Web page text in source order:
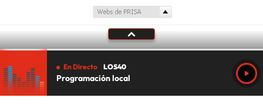
En Directo LOS40
Programación local